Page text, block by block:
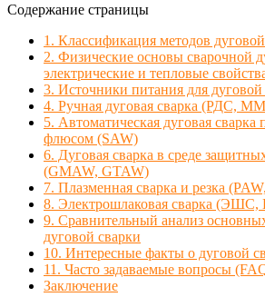
Содержание страницы
1. Классификация методов
2. Физические основы сварочной
электрические и тепловые
3. Источники питания для дуговой
4. Ручная дуговая сварка (РДС,
5. Автоматическая дуговая сварка
флюсом (SAW)
6. Дуговая сварка в среде
(GMAW, GTAW)
7. Плазменная сварка и резка
8. Электрошлаковая сварка (ЭШС,
9. Сравнительный анализ
дуговой сварки
10. Интересные факты о дуговой
11. Часто задаваемые вопросы
Заключение